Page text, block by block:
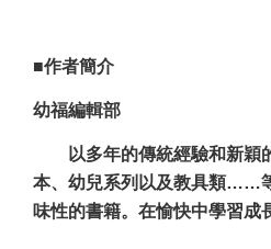
■作者簡介
幼福編輯部
以多年的傳統經驗和新穎的
本、幼兒系列以及教具類……
味性的書籍。在愉快中學習成